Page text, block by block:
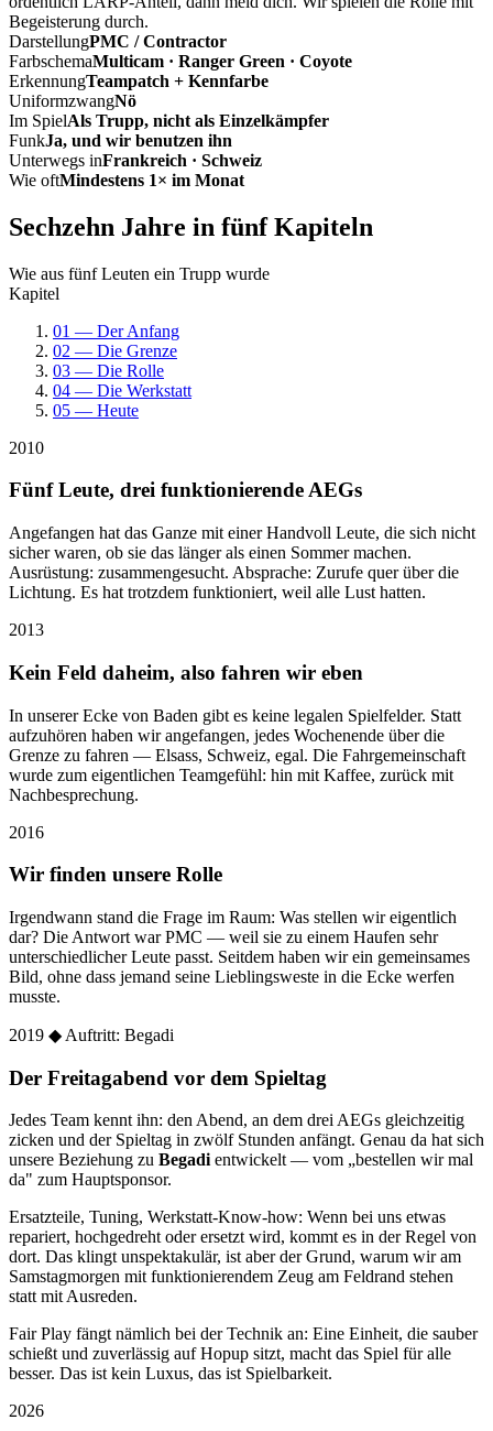
Begeisterung durch.
DarstellungPMC / Contractor
FarbschemaMulticam · Ranger Green · Coyote
ErkennungTeampatch + Kennfarbe
UniformzwangNö
Im SpielAls Trupp, nicht als Einzelkämpfer
FunkJa, und wir benutzen ihn
Unterwegs inFrankreich · Schweiz
Wie oftMindestens 1× im Monat
Sechzehn Jahre in fünf Kapiteln
Wie aus fünf Leuten ein Trupp wurde
Kapitel
01 — Der Anfang
02 — Die Grenze
03 — Die Rolle
04 — Die Werkstatt
05 — Heute
2010
Fünf Leute, drei funktionierende AEGs
Angefangen hat das Ganze mit einer Handvoll Leute, die sich nicht
sicher waren, ob sie das länger als einen Sommer machen.
Ausrüstung: zusammengesucht. Absprache: Zurufe quer über die
Lichtung. Es hat trotzdem funktioniert, weil alle Lust hatten.
2013
Kein Feld daheim, also fahren wir eben
In unserer Ecke von Baden gibt es keine legalen Spielfelder. Statt
aufzuhören haben wir angefangen, jedes Wochenende über die
Grenze zu fahren — Elsass, Schweiz, egal. Die Fahrgemeinschaft
wurde zum eigentlichen Teamgefühl: hin mit Kaffee, zurück mit
Nachbesprechung.
2016
Wir finden unsere Rolle
Irgendwann stand die Frage im Raum: Was stellen wir eigentlich
dar? Die Antwort war PMC — weil sie zu einem Haufen sehr
unterschiedlicher Leute passt. Seitdem haben wir ein gemeinsames
Bild, ohne dass jemand seine Lieblingsweste in die Ecke werfen
musste.
2019 ◆ Auftritt: Begadi
Der Freitagabend vor dem Spieltag
Jedes Team kennt ihn: den Abend, an dem drei AEGs gleichzeitig
zicken und der Spieltag in zwölf Stunden anfängt. Genau da hat sich
unsere Beziehung zu Begadientwickelt — vom „bestellen wir mal
da" zum Hauptsponsor.
Ersatzteile, Tuning, Werkstatt-Know-how: Wenn bei uns etwas
repariert, hochgedreht oder ersetzt wird, kommt es in der Regel von
dort. Das klingt unspektakulär, ist aber der Grund, warum wir am
Samstagmorgen mit funktionierendem Zeug am Feldrand stehen
statt mit Ausreden.
Fair Play fängt nämlich bei der Technik an: Eine Einheit, die sauber
schießt und zuverlässig auf Hopup sitzt, macht das Spiel für alle
besser. Das ist kein Luxus, das ist Spielbarkeit.
2026